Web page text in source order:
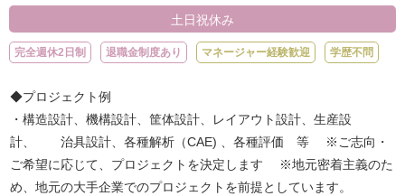
土日祝休み
完全週休2日制 退職金制度あり マネージャー経験歓迎 学歴不問
◆プロジェクト例
・構造設計、機構設計、筐体設計、レイアウト設計、生産設
計、 治具設計、各種解析（CAE) 、各種評価 等 ※ご志向・
ご希望に応じて、プロジェクトを決定します ※地元密着主義のた
め、地元の大手企業でのプロジェクトを前提としています。